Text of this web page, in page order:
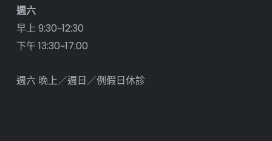
週六
早上 9:30~12:30
下午 13:30~17:00
週六 晚上／週日／例假日休診